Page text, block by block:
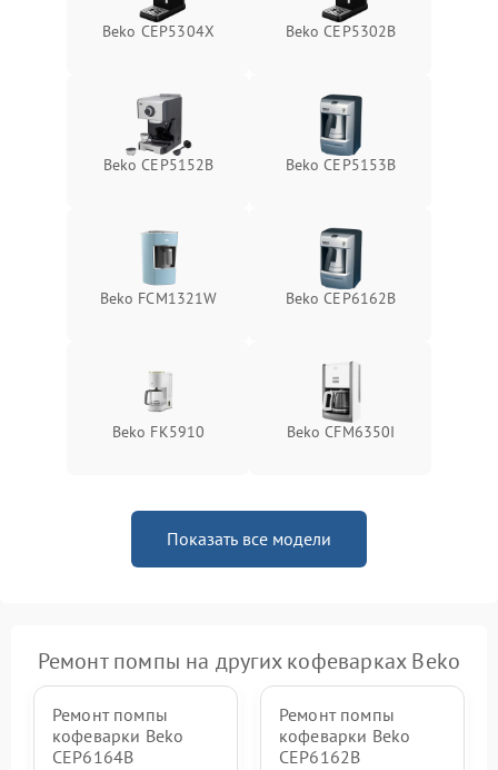
Beko CEP5304X Beko CEP5302B
Beko CEP5152B Beko CEP5153B
Beko FCM1321W Beko CEP6162B
Beko FK5910 Beko CFM6350I
Показать все модели
Ремонт помпы на других кофеварках Beko
Ремонт помпы
кофеварки Beko
CEP6164B
Ремонт помпы
кофеварки Beko
CEP6162B